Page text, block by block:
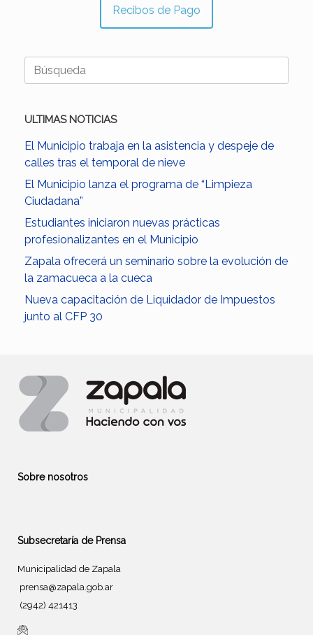
Recibos de Pago
Buscar:
ULTIMAS NOTICIAS
El Municipio trabaja en la asistencia y despeje de
calles tras el temporal de nieve
El Municipio lanza el programa de “Limpieza
Ciudadana”
Estudiantes iniciaron nuevas prácticas
profesionalizantes en el Municipio
Zapala ofrecerá un seminario sobre la evolución de
la zamacueca a la cueca
Nueva capacitación de Liquidador de Impuestos
junto al CFP 30
Sobre nosotros
Subsecretaría de Prensa
Municipalidad de Zapala
prensa@zapala.gob.ar
(2942) 421413